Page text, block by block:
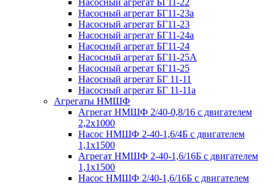
Насосный агрегат БГ11-22
Насосный агрегат БГ11-23а
Насосный агрегат БГ11-23
Насосный агрегат БГ11-24а
Насосный агрегат БГ11-24
Насосный агрегат БГ11-25А
Насосный агрегат БГ11-25
Насосный агрегат БГ 11-11
Насосный агрегат БГ 11-11а
Агрегаты НМШФ
Агрегат НМШФ 2/40-0,8/16 с двигателем
2,2х1000
Насос НМШФ 2-40-1,6/4Б с двигателем
1,1х1500
Агрегат НМШФ 2-40-1,6/16Б с двигателем
1,1х1500
Насос НМШФ 2/40-1,6/16Б с двигателем